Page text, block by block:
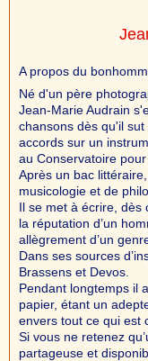
A propos du
Né d'un père
Jean-Marie Audrain
chansons dès qu'il
accords sur un
au Conservatoire
Après un bac
musicologie et de
Il se met à écrire, dès
la réputation d’un
allègrement d’un
Dans ses sources
Brassens et Devos.
Pendant longtemps il
papier, étant un
envers tout ce qui est
Si vous ne retenez
partageuse et